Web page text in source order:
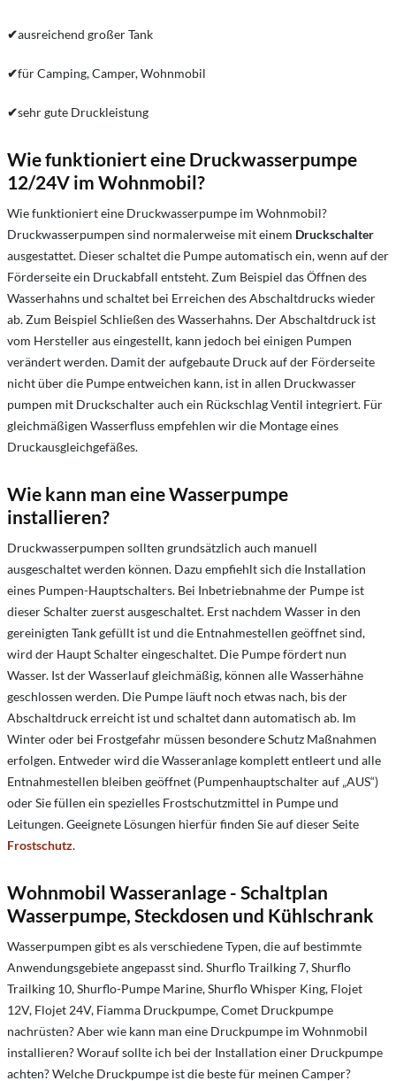
✔ausreichend großer Tank
✔für Camping, Camper, Wohnmobil
✔sehr gute Druckleistung
Wie funktioniert eine Druckwasserpumpe
12/24V im Wohnmobil?
Wie funktioniert eine Druckwasserpumpe im Wohnmobil?
Druckwasserpumpen sind normalerweise mit einem Druckschalter
ausgestattet. Dieser schaltet die Pumpe automatisch ein, wenn auf der
Förderseite ein Druckabfall entsteht. Zum Beispiel das Öffnen des
Wasserhahns und schaltet bei Erreichen des Abschaltdrucks wieder
ab. Zum Beispiel Schließen des Wasserhahns. Der Abschaltdruck ist
vom Hersteller aus eingestellt, kann jedoch bei einigen Pumpen
verändert werden. Damit der aufgebaute Druck auf der Förderseite
nicht über die Pumpe entweichen kann, ist in allen Druckwasser
pumpen mit Druckschalter auch ein Rückschlag Ventil integriert. Für
gleichmäßigen Wasserfluss empfehlen wir die Montage eines
Druckausgleichgefäßes.
Wie kann man eine Wasserpumpe
installieren?
Druckwasserpumpen sollten grundsätzlich auch manuell
ausgeschaltet werden können. Dazu empfiehlt sich die Installation
eines Pumpen-Hauptschalters. Bei Inbetriebnahme der Pumpe ist
dieser Schalter zuerst ausgeschaltet. Erst nachdem Wasser in den
gereinigten Tank gefüllt ist und die Entnahmestellen geöffnet sind,
wird der Haupt Schalter eingeschaltet. Die Pumpe fördert nun
Wasser. Ist der Wasserlauf gleichmäßig, können alle Wasserhähne
geschlossen werden. Die Pumpe läuft noch etwas nach, bis der
Abschaltdruck erreicht ist und schaltet dann automatisch ab. Im
Winter oder bei Frostgefahr müssen besondere Schutz Maßnahmen
erfolgen. Entweder wird die Wasseranlage komplett entleert und alle
Entnahmestellen bleiben geöffnet (Pumpenhauptschalter auf „AUS“)
oder Sie füllen ein spezielles Frostschutzmittel in Pumpe und
Leitungen. Geeignete Lösungen hierfür finden Sie auf dieser Seite
Frostschutz.
Wohnmobil Wasseranlage - Schaltplan
Wasserpumpe, Steckdosen und Kühlschrank
Wasserpumpen gibt es als verschiedene Typen, die auf bestimmte
Anwendungsgebiete angepasst sind. Shurflo Trailking 7, Shurflo
Trailking 10, Shurflo-Pumpe Marine, Shurflo Whisper King, Flojet
12V, Flojet 24V, Fiamma Druckpumpe, Comet Druckpumpe
nachrüsten? Aber wie kann man eine Druckpumpe im Wohnmobil
installieren? Worauf sollte ich bei der Installation einer Druckpumpe
achten? Welche Druckpumpe ist die beste für meinen Camper?